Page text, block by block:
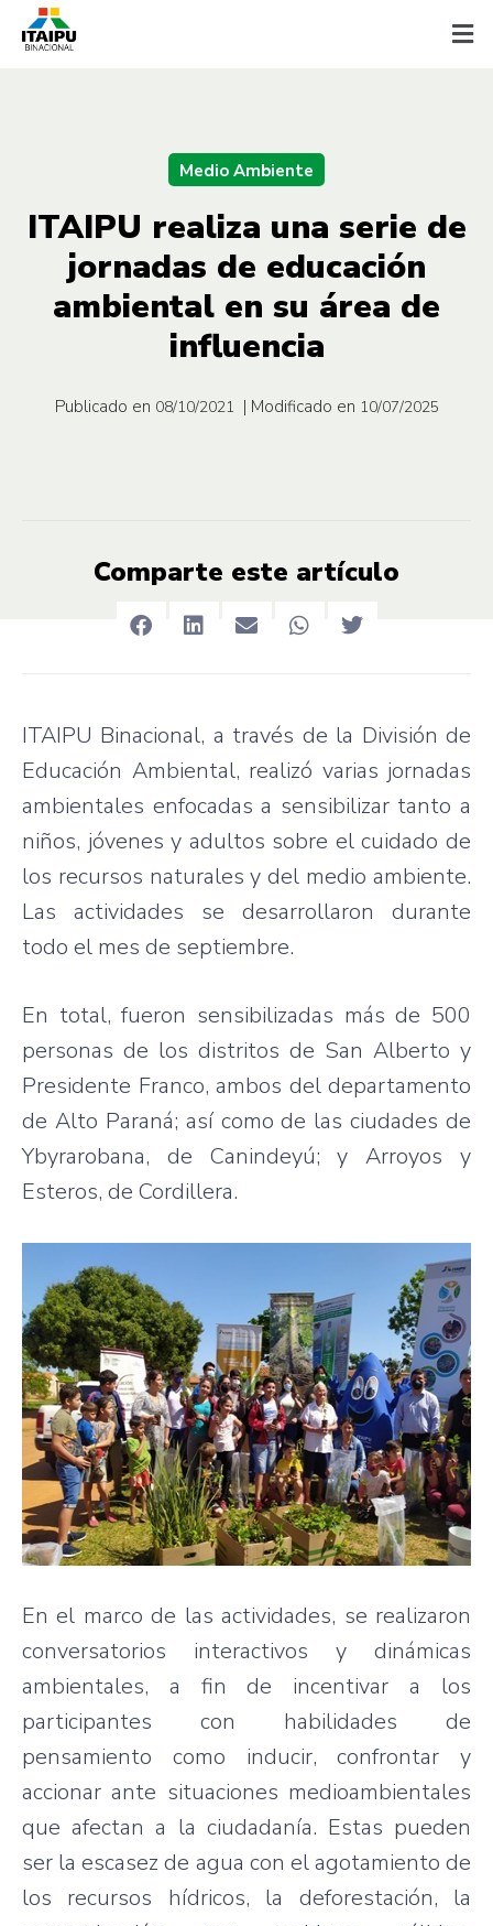
Medio Ambiente
ITAIPU realiza una serie de
jornadas de educación
ambiental en su área de
influencia
Publicado en 08/10/2021 | Modificado en 10/07/2025
Comparte este artículo
ITAIPU Binacional, a través de la División de
Educación Ambiental, realizó varias jornadas
ambientales enfocadas a sensibilizar tanto a
niños, jóvenes y adultos sobre el cuidado de
los recursos naturales y del medio ambiente.
Las actividades se desarrollaron durante
todo el mes de septiembre.
En total, fueron sensibilizadas más de 500
personas de los distritos de San Alberto y
Presidente Franco, ambos del departamento
de Alto Paraná; así como de las ciudades de
Ybyrarobana, de Canindeyú; y Arroyos y
Esteros, de Cordillera.
En el marco de las actividades, se realizaron
conversatorios interactivos y dinámicas
ambientales, a fin de incentivar a los
participantes con habilidades de
pensamiento como inducir, confrontar y
accionar ante situaciones medioambientales
que afectan a la ciudadanía. Estas pueden
ser la escasez de agua con el agotamiento de
los recursos hídricos, la deforestación, la